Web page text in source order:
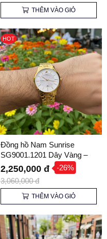
THÊM VÀO GIỎ
HOT
Đồng hồ Nam Sunrise
SG9001.1201 Dây Vàng –
Nâng tầm Phong cách Lịch
lãm
2,250,000 đ -26%
3,060,000 đ
THÊM VÀO GIỎ